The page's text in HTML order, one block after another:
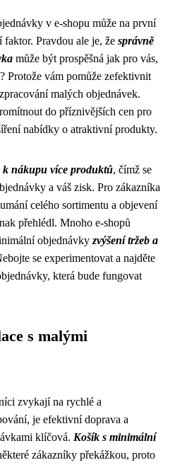
v e-shopu může na první
Pravdou ale je, že správně
může být prospěšná jak pro vás,
Protože vám pomůže zefektivnit
malých objednávek.
do příznivějších cen pro
nabídky o atraktivní produkty.
k nákupu více produktů, čímž se
a váš zisk. Pro zákazníka
celého sortimentu a objevení
přehlédl. Mnoho e-shopů
objednávky zvýšení tržeb a
se experimentovat a najděte
která bude fungovat
s malými
zvykají na rychlé a
je efektivní doprava a
klíčová. Košík s minimální
zákazníky překážkou, proto